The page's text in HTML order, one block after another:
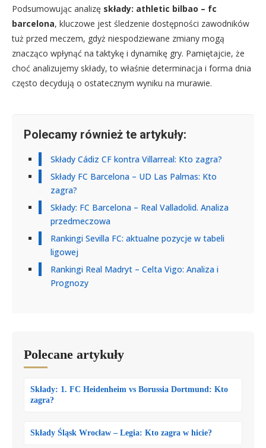
Podsumowując analizę składy: athletic bilbao – fc
barcelona, kluczowe jest śledzenie dostępności zawodników
tuż przed meczem, gdyż niespodziewane zmiany mogą
znacząco wpłynąć na taktykę i dynamikę gry. Pamiętajcie, że
choć analizujemy składy, to właśnie determinacja i forma dnia
często decydują o ostatecznym wyniku na murawie.
Polecamy również te artykuły:
Składy Cádiz CF kontra Villarreal: Kto zagra?
Składy FC Barcelona – UD Las Palmas: Kto
zagra?
Składy: FC Barcelona – Real Valladolid. Analiza
przedmeczowa
Rankingi Sevilla FC: aktualne pozycje w tabeli
ligowej
Rankingi Real Madryt – Celta Vigo: Analiza i
Prognozy
Polecane artykuły
Składy: 1. FC Heidenheim vs Borussia Dortmund: Kto
zagra?
Składy Śląsk Wrocław – Legia: Kto zagra w hicie?